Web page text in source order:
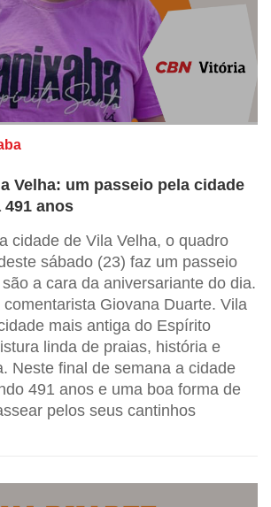
Velha: um passeio pela cidade
anos
cidade de Vila Velha, o quadro
sábado (23) faz um passeio
a cara da aniversariante do dia.
Giovana Duarte. Vila
mais antiga do Espírito
linda de praias, história e
Neste final de semana a cidade
491 anos e uma boa forma de
pelos seus cantinhos